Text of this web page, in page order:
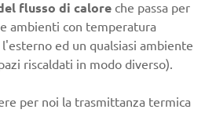
flusso di calore che passa per
ambienti con temperatura
ed un qualsiasi ambiente
riscaldati in modo diverso).
per noi la trasmittanza termica